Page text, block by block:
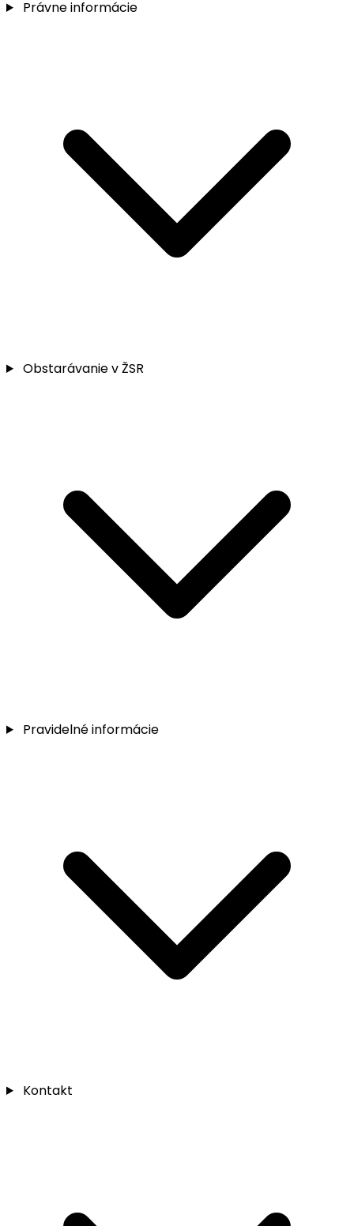
Právne informácie
Obstarávanie v ŽSR
Pravidelné informácie
Kontakt